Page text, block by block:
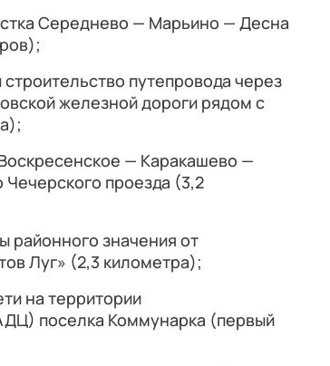
Середнево — Марьино — Десна
путепровода через
железной дороги рядом с
— Каракашево —
проезда (3,2
районного значения от
Луг» (2,3 километра);
на территории
поселка Коммунарка (первый